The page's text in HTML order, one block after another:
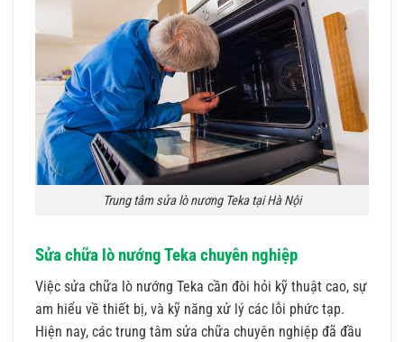
Trung tâm sửa lò nương Teka tại Hà Nội
Sửa chữa lò nướng Teka chuyên nghiệp
Việc sửa chữa lò nướng Teka cần đòi hỏi kỹ thuật cao, sự
am hiểu về thiết bị, và kỹ năng xử lý các lỗi phức tạp.
Hiện nay, các trung tâm sửa chữa chuyên nghiệp đã đầu